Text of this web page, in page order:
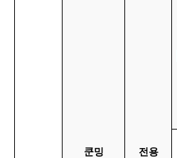
쿤밍
전용